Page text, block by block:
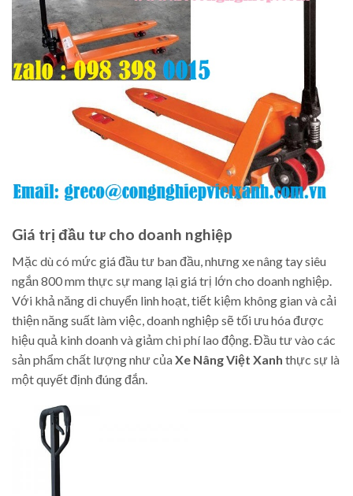
Giá trị đầu tư cho doanh nghiệp
Mặc dù có mức giá đầu tư ban đầu, nhưng xe nâng tay siêu
ngắn 800 mm thực sự mang lại giá trị lớn cho doanh nghiệp.
Với khả năng di chuyển linh hoạt, tiết kiệm không gian và cải
thiện năng suất làm việc, doanh nghiệp sẽ tối ưu hóa được
hiệu quả kinh doanh và giảm chi phí lao động. Đầu tư vào các
sản phẩm chất lượng như củaXe Nâng Việt Xanh thực sự là
một quyết định đúng đắn.